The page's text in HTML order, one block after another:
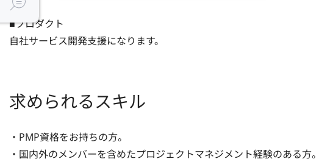
■プロダクト
自社サービス開発支援になります。
求められるスキル
・PMP資格をお持ちの方。
・国内外のメンバーを含めたプロジェクトマネジメント経験のある方。